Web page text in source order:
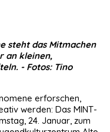
steht das Mitmachen
an kleinen,
- Fotos: Tino
erforschen,
werden: Das MINT-
24. Januar, zum